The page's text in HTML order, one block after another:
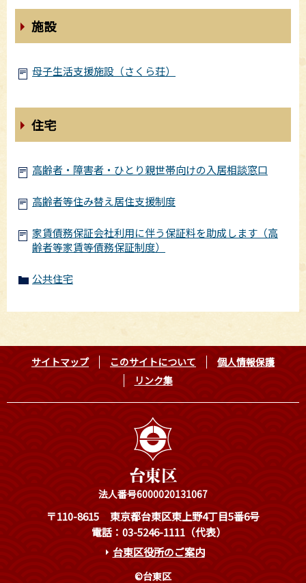
施設
母子生活支援施設（さくら荘）
住宅
高齢者・障害者・ひとり親世帯向けの入居相談窓口
高齢者等住み替え居住支援制度
家賃債務保証会社利用に伴う保証料を助成します（高
齢者等家賃等債務保証制度）
公共住宅
サイトマップ このサイトについて
個人情報保護
リンク集
法人番号6000020131067
〒110-8615
東京都台東区東上野4丁目5番6号
電話：03-5246-1111（代表）
台東区役所のご案内
©台東区